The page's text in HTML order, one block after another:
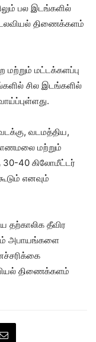
பல இடங்களில்
திணைக்களம்
மட்டக்களப்பு
சில இடங்களில்
வடமத்திய,
மற்றும்
40 கிலோமீட்டர்
எனவும்
தற்காலிக தீவிர
அபாயங்களை
திணைக்களம்